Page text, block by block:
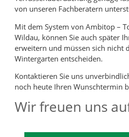
von unseren Fachberatern
Mit dem System von Ambitop –
Wildau, können Sie auch später
erweitern und müssen sich nicht
Wintergarten entscheiden.
Kontaktieren Sie uns
noch heute Ihren Wunschtermin
Wir freuen uns